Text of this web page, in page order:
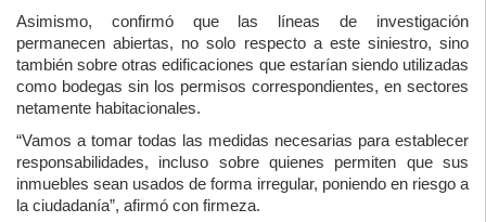
Asimismo, confirmó que las líneas de investigación
permanecen abiertas, no solo respecto a este siniestro, sino
también sobre otras edificaciones que estarían siendo utilizadas
como bodegas sin los permisos correspondientes, en sectores
netamente habitacionales.
“Vamos a tomar todas las medidas necesarias para establecer
responsabilidades, incluso sobre quienes permiten que sus
inmuebles sean usados de forma irregular, poniendo en riesgo a
la ciudadanía”, afirmó con firmeza.